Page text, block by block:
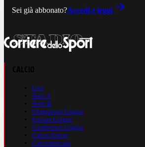
Sei già abbonato?Accedi e leggi
Live
Serie A
Serie B
Champions League
Europa League
Conference League
Calcio Estero
Calciomercato